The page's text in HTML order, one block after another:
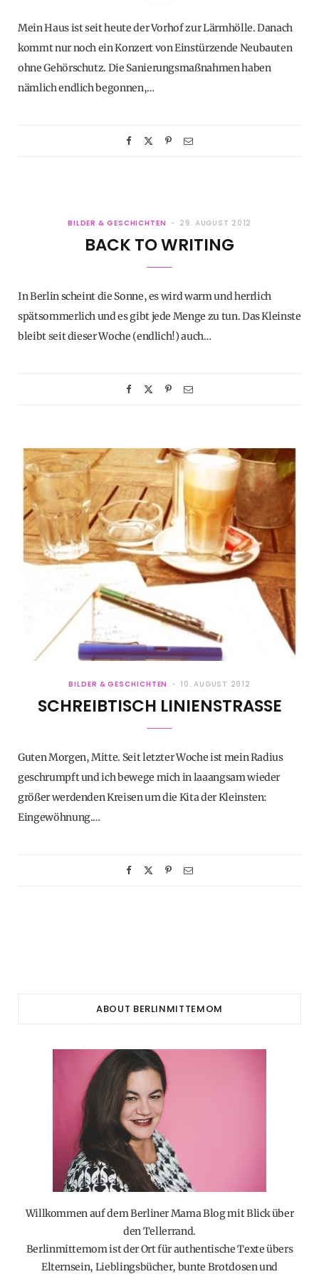
Mein Haus ist seit heute der Vorhof zur Lärmhölle. Danach
kommt nur noch ein Konzert von Einstürzende Neubauten
ohne Gehörschutz. Die Sanierungsmaßnahmen haben
nämlich endlich begonnen,…
BILDER & GESCHICHTEN 29. AUGUST 2012
BACK TO WRITING
In Berlin scheint die Sonne, es wird warm und herrlich
spätsommerlich und es gibt jede Menge zu tun. Das Kleinste
bleibt seit dieser Woche (endlich!) auch…
BILDER & GESCHICHTEN 10. AUGUST 2012
SCHREIBTISCH LINIENSTRASSE
Guten Morgen, Mitte. Seit letzter Woche ist mein Radius
geschrumpft und ich bewege mich in laaangsam wieder
größer werdenden Kreisen um die Kita der Kleinsten:
Eingewöhnung.…
ABOUT BERLINMITTEMOM
Willkommen auf dem Berliner Mama Blog mit Blick über
den Tellerrand.
Berlinmittemom ist der Ort für authentische Texte übers
Elternsein, Lieblingsbücher, bunte Brotdosen und